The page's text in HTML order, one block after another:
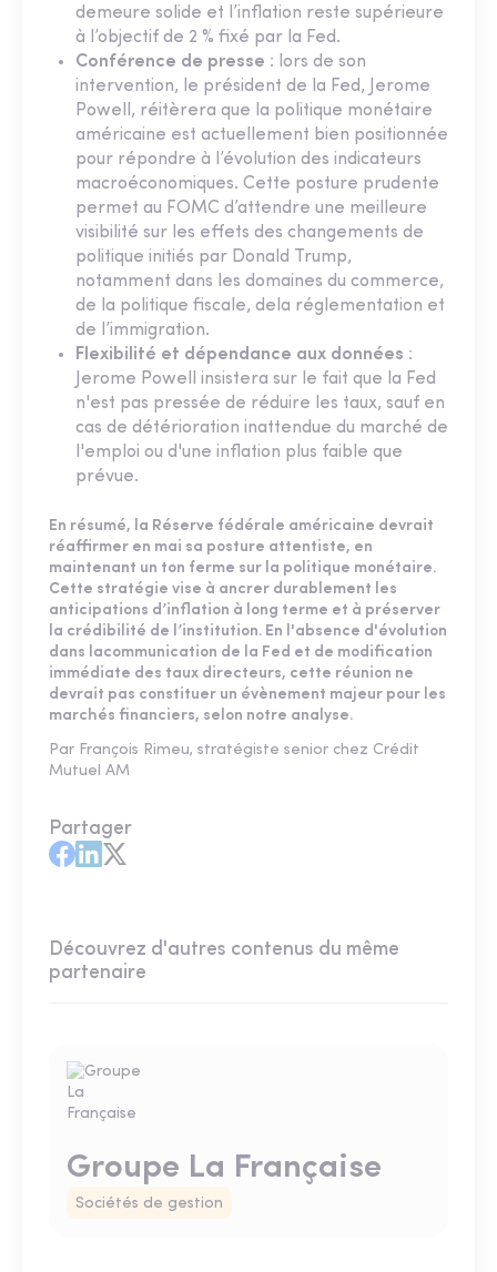
demeure solide et l’inflation reste supérieure
à l’objectif de 2 % fixé par la Fed.
Conférence de presse : lors de son
intervention, le président de la Fed, Jerome
Powell, réitèrera que la politique monétaire
américaine est actuellement bien positionnée
pour répondre à l’évolution des indicateurs
macroéconomiques. Cette posture prudente
permet au FOMC d’attendre une meilleure
visibilité sur les effets des changements de
politique initiés par Donald Trump,
notamment dans les domaines du commerce,
de la politique fiscale, dela réglementation et
de l’immigration.
Flexibilité et dépendance aux données :
Jerome Powell insistera sur le fait que la Fed
n'est pas pressée de réduire les taux, sauf en
cas de détérioration inattendue du marché de
l'emploi ou d'une inflation plus faible que
prévue.
En résumé, la Réserve fédérale américaine devrait
réaffirmer en mai sa posture attentiste, en
maintenant un ton ferme sur la politique monétaire.
Cette stratégie vise à ancrer durablement les
anticipations d’inflation à long terme et à préserver
la crédibilité de l’institution. En l'absence d'évolution
dans lacommunication de la Fed et de modification
immédiate des taux directeurs, cette réunion ne
devrait pas constituer un évènement majeur pour les
marchés financiers, selon notre analyse.
Par François Rimeu, stratégiste senior chez Crédit
Mutuel AM
Partager
Découvrez d'autres contenus du même
partenaire
Groupe La Française
Sociétés de gestion